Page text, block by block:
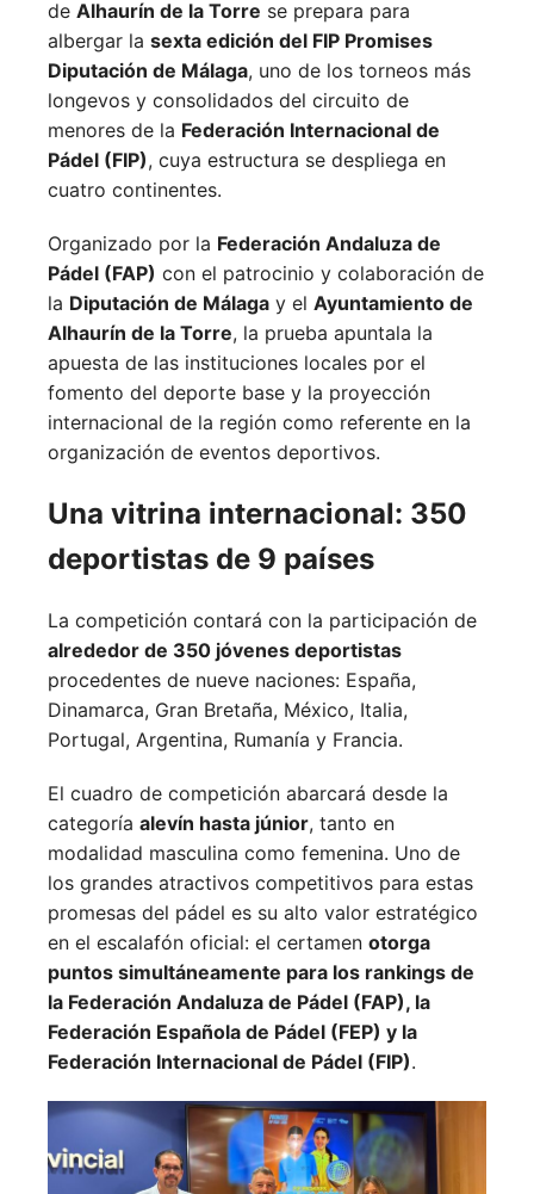
de Alhaurín de la Torre se prepara para
albergar la sexta edición del FIP Promises
Diputación de Málaga, uno de los torneos más
longevos y consolidados del circuito de
menores de la Federación Internacional de
Pádel (FIP), cuya estructura se despliega en
cuatro continentes.
Organizado por la Federación Andaluza de
Pádel (FAP) con el patrocinio y colaboración de
la Diputación de Málaga y el Ayuntamiento de
Alhaurín de la Torre, la prueba apuntala la
apuesta de las instituciones locales por el
fomento del deporte base y la proyección
internacional de la región como referente en la
organización de eventos deportivos.
Una vitrina internacional: 350
deportistas de 9 países
La competición contará con la participación de
alrededor de 350 jóvenes deportistas
procedentes de nueve naciones: España,
Dinamarca, Gran Bretaña, México, Italia,
Portugal, Argentina, Rumanía y Francia.
El cuadro de competición abarcará desde la
categoría alevín hasta júnior, tanto en
modalidad masculina como femenina. Uno de
los grandes atractivos competitivos para estas
promesas del pádel es su alto valor estratégico
en el escalafón oficial: el certamen otorga
puntos simultáneamente para los rankings de
la Federación Andaluza de Pádel (FAP), la
Federación Española de Pádel (FEP) y la
Federación Internacional de Pádel (FIP).